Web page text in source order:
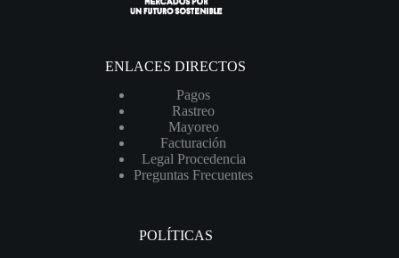
ENLACES DIRECTOS
Pagos
Rastreo
Mayoreo
Facturación
Legal Procedencia
Preguntas Frecuentes
POLÍTICAS